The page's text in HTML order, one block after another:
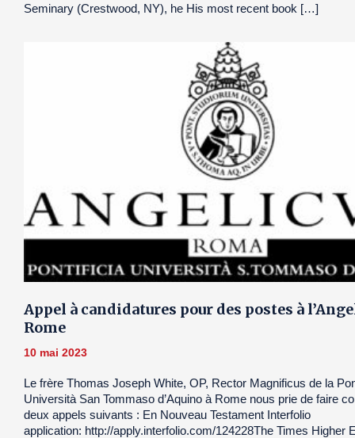
Seminary (Crestwood, NY), he His most recent book […]
Appel à candidatures pour des postes à
Rome
10 mai 2023
Le frère Thomas Joseph White, OP, Rector Magnificus de la
Università San Tommaso d’Aquino à Rome nous prie de faire
deux appels suivants : En Nouveau Testament Interfolio
application: http://apply.interfolio.com/124228The Times Higher